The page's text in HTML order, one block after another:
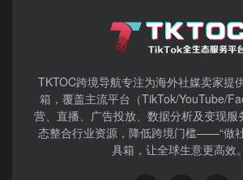
TKTOC跨境导航​专注为海外社媒卖家提
箱，覆盖主流平台（TikTok/YouTube/
营、直播、广告投放、数据分析及变现服
态整合行业资源，降低跨境门槛——“做
具箱，让全球生意更高效